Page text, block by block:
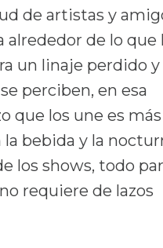
de artistas y
de lo que
un linaje perdido
perciben, en esa
que los une es más
bebida y la
los shows, todo
requiere de lazos